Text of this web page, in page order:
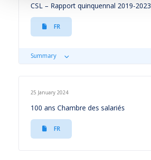
CSL – Rapport quinquennal 2019-2023
FR
Summary
25 January 2024
100 ans Chambre des salariés
FR